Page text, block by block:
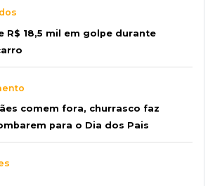
R$ 18,5 mil em golpe durante
comem fora, churrasco faz
para o Dia dos Pais